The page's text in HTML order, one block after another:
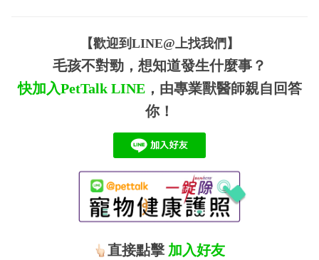
【歡迎到LINE@上找我們】
毛孩不對勁，想知道發生什麼事？
快加入PetTalk LINE，由專業獸醫師親自回答
你！
直接點擊 加入好友